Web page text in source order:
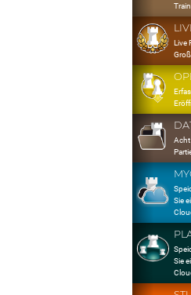
Live
Acht
Sie
Sie